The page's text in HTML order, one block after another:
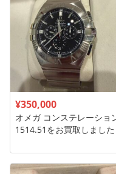
¥350,000
オメガ コンステレーショ
1514.51をお買取しました